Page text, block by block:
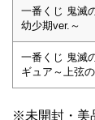
一番くじ 鬼滅
幼少期ver.～
一番くじ 鬼滅
ギュア～上弦
※未開封・美